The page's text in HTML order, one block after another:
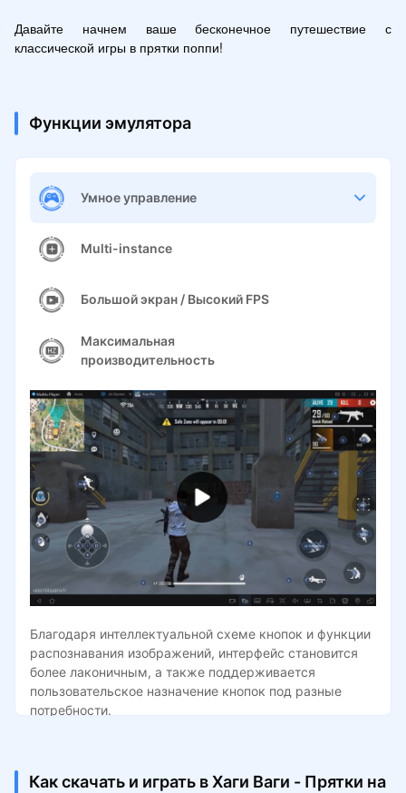
Давайте начнем ваше бесконечное путешествие с
классической игры в прятки поппи!
Функции эмулятора
Умное управление
Multi-instance
Большой экран / Высокий FPS
Максимальная
производительность
Благодаря интеллектуальной схеме кнопок и функции
распознавания изображений, интерфейс становится
более лаконичным, а также поддерживается
пользовательское назначение кнопок под разные
потребности.
Как скачать и играть в Хаги Ваги - Прятки на